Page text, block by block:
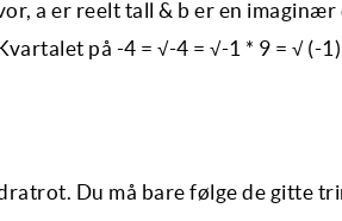
a er reelt tall & b er en imaginær
på -4 = √-4 = √-1 * 9 = √ (-
Du må bare følge de gitte